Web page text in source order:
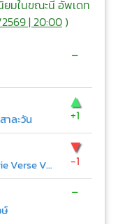
ยมในขณะนี้ อัพเดท
| 20:00)
-
าละวัน
▲
+1
FREEHAND (genie Verse Vol.1)
▼
-1
-